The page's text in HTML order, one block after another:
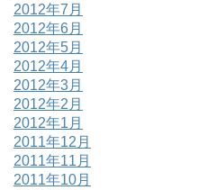
2012年7月
2012年6月
2012年5月
2012年4月
2012年3月
2012年2月
2012年1月
2011年12月
2011年11月
2011年10月